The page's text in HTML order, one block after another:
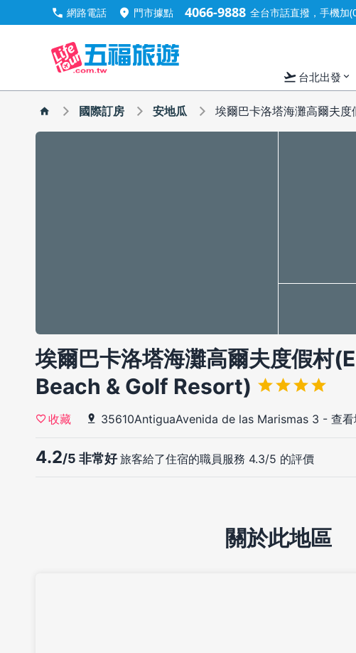
call 網路電話 location_on 門市據點 4066-9888 全台市話直撥，手機加
flight_takeoff 台北出發 expand_more
國際訂房 安地瓜 埃爾巴卡洛塔海灘高爾夫度
埃爾巴卡洛塔海灘高爾夫度假村
Beach & Golf Resort)
收藏 35610AntiguaAvenida de las Marismas 3 - 查
4.2/5 非常好旅客給了住宿的職員服務 4.3/5 的評價
關於此地區